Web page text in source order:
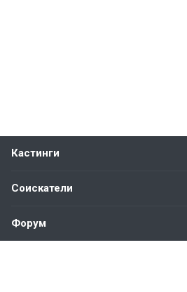
Кастинги
Соискатели
Форум